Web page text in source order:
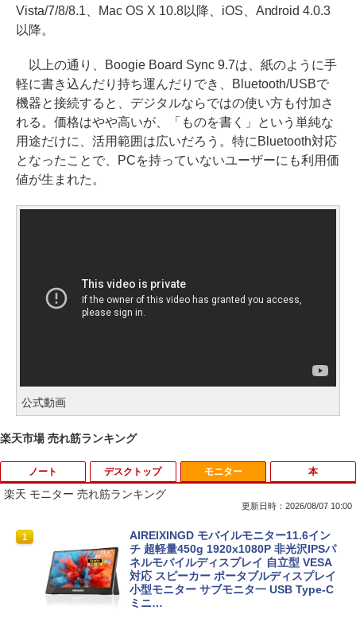
Vista/7/8/8.1、Mac OS X 10.8以降、iOS、Android 4.0.3
以降。
以上の通り、Boogie Board Sync 9.7は、紙のように手
軽に書き込んだり持ち運んだりでき、Bluetooth/USBで
機器と接続すると、デジタルならではの使い方も付加さ
れる。価格はやや高いが、「ものを書く」という単純な
用途だけに、活用範囲は広いだろう。特にBluetooth対応
となったことで、PCを持っていないユーザーにも利用価
値が生まれた。
公式動画
楽天市場 売れ筋ランキング
ノート
1
【★最大100%ポイント】【新生活応援・
2026】【Office 2019 H&B】NEC Versa
Pro/第4世代 Core i5/メモリ: 4GB/8GB/1
6GB/SSD:128GB/256GB/512GB/1TB/1
5.6型/USB 3.0/DVD/SDカードスロット/
Wi-Fi/Office/無線マウス/中古 パソコン/
デスクトップ
1
＼★最大2555円OFFクーポン★／Dell 3
050Mini デスクトップパソコン 中古パソ
コン メモリ 4GB 新品 SSD 128G Windo
ws11 USB 3.0 HDMI DP WPSOffice2付
有線マウス 有線キーボード 無線LAN付
属 中古パソコン 中古PC 中古 デスクト
モニター
楽天 モニター 売れ筋ランキング
更新日時：2026/08/07 10:00
1
AIREIXINGD モバイルモニター11.6イン
チ 超軽量450g 1920x1080P 非光沢IPSパ
ネルモバイルディスプレイ 自立型 VESA
対応 スピーカー ポータブルディスプレイ
小型モニター サブモニタ一 USB Type-C
ミニ…
本